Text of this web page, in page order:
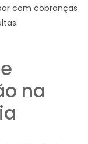
com cobranças
na